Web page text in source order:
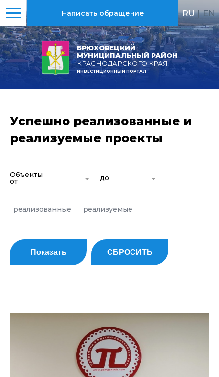
БРЮХОВЕЦКИЙ
МУНИЦИПАЛЬНЫЙ РАЙОН
КРАСНОДАРСКОГО КРАЯ
ИНВЕСТИЦИОННЫЙ ПОРТАЛ
Написать обращение RU | EN
Успешно реализованные и
реализуемые проекты
Объекты
от до
реализованные реализуемые
Показать СБРОСИТЬ